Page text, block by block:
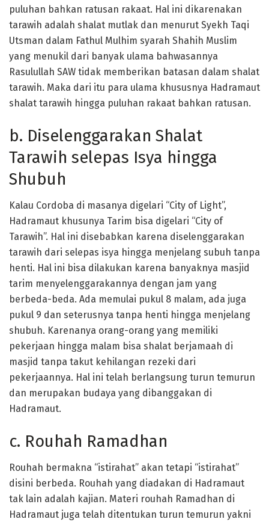
puluhan bahkan ratusan rakaat. Hal ini dikarenakan
tarawih adalah shalat mutlak dan menurut Syekh Taqi
Utsman dalam Fathul Mulhim syarah Shahih Muslim
yang menukil dari banyak ulama bahwasannya
Rasulullah SAW tidak memberikan batasan dalam shalat
tarawih. Maka dari itu para ulama khususnya Hadramaut
shalat tarawih hingga puluhan rakaat bahkan ratusan.
b. Diselenggarakan Shalat
Tarawih selepas Isya hingga
Shubuh
Kalau Cordoba di masanya digelari “City of Light”,
Hadramaut khusunya Tarim bisa digelari “City of
Tarawih”. Hal ini disebabkan karena diselenggarakan
tarawih dari selepas isya hingga menjelang subuh tanpa
henti. Hal ini bisa dilakukan karena banyaknya masjid
tarim menyelenggarakannya dengan jam yang
berbeda-beda. Ada memulai pukul 8 malam, ada juga
pukul 9 dan seterusnya tanpa henti hingga menjelang
shubuh. Karenanya orang-orang yang memiliki
pekerjaan hingga malam bisa shalat berjamaah di
masjid tanpa takut kehilangan rezeki dari
pekerjaannya. Hal ini telah berlangsung turun temurun
dan merupakan budaya yang dibanggakan di
Hadramaut.
c. Rouhah Ramadhan
Rouhah bermakna “istirahat” akan tetapi “istirahat”
disini berbeda. Rouhah yang diadakan di Hadramaut
tak lain adalah kajian. Materi rouhah Ramadhan di
Hadramaut juga telah ditentukan turun temurun yakni